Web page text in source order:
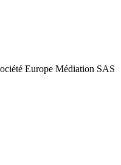
Europe Médiation SAS